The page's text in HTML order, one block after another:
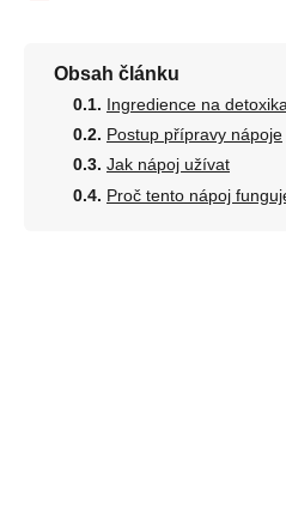
Obsah článku
Ingredience na
Postup přípravy nápoje
Jak nápoj užívat
Proč tento nápoj